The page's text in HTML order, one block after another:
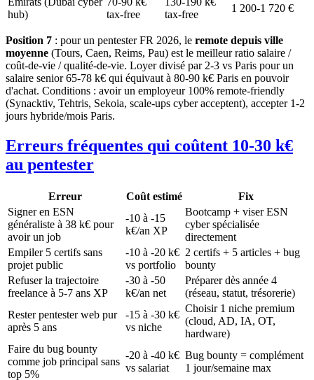
hub)
tax-free
tax-free
1 200-1 720 €
Position 7 : pour un pentester FR 2026, le remote depuis ville
moyenne (Tours, Caen, Reims, Pau) est le meilleur ratio salaire /
coût-de-vie / qualité-de-vie. Loyer divisé par 2-3 vs Paris pour un
salaire senior 65-78 k€ qui équivaut à 80-90 k€ Paris en pouvoir
d'achat. Conditions : avoir un employeur 100% remote-friendly
(Synacktiv, Tehtris, Sekoia, scale-ups cyber acceptent), accepter 1-2
jours hybride/mois Paris.
Erreurs fréquentes qui coûtent 10-30 k€
au pentester
Erreur Coût estimé
Fix
Signer en ESN
généraliste à 38 k€ pour
avoir un job
-10 à -15
k€/an XP
Bootcamp + viser ESN
cyber spécialisée
directement
Empiler 5 certifs sans
projet public
-10 à -20 k€
vs portfolio
2 certifs + 5 articles + bug
bounty
Refuser la trajectoire
freelance à 5-7 ans XP
-30 à -50
k€/an net
Préparer dès année 4
(réseau, statut, trésorerie)
Rester pentester web pur
après 5 ans
-15 à -30 k€
vs niche
Choisir 1 niche premium
(cloud, AD, IA, OT,
hardware)
Faire du bug bounty
comme job principal sans
top 5%
-20 à -40 k€
vs salariat
Bug bounty = complément
1 jour/semaine max